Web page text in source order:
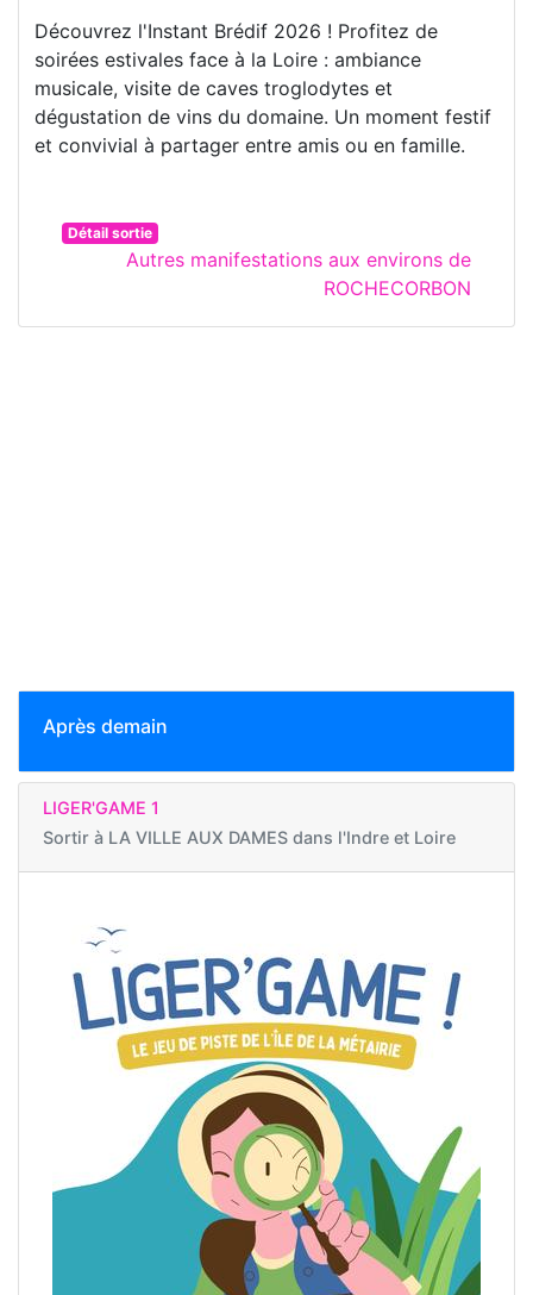
Découvrez l'Instant Brédif 2026 ! Profitez de
soirées estivales face à la Loire : ambiance
musicale, visite de caves troglodytes et
dégustation de vins du domaine. Un moment festif
et convivial à partager entre amis ou en famille.
Détail sortie
Autres manifestations aux environs de
ROCHECORBON
Après demain
LIGER'GAME 1
Sortir à LA VILLE AUX DAMES dans l'Indre et Loire